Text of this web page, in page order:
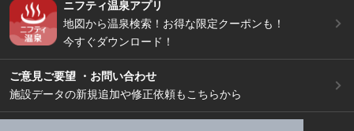
ニフティ温泉アプリ
地図から温泉検索！お得な限定クーポンも！
今すぐダウンロード！
ご意見ご要望 ・お問い合わせ
施設データの新規追加や修正依頼もこちらから